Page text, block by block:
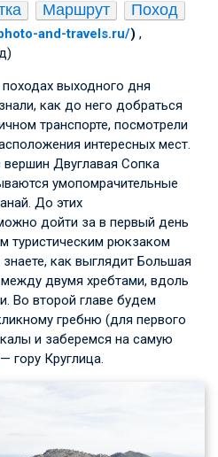
Маршрут Поход
and-travels.ru/) ,
выходного дня
как до него добраться
транспорте, посмотрели
интересных мест.
Двуглавая Сопка
умопомрачительные
До этих
дойти за в первый день
туристическим рюкзаком
как выглядит Большая
двумя хребтами, вдоль
Во второй главе будем
гребню (для первого
и заберемся на самую
гору Круглица.